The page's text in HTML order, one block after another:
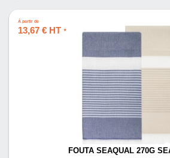
À partir de
13,67 € HT *
FOUTA SEAQUAL 270G